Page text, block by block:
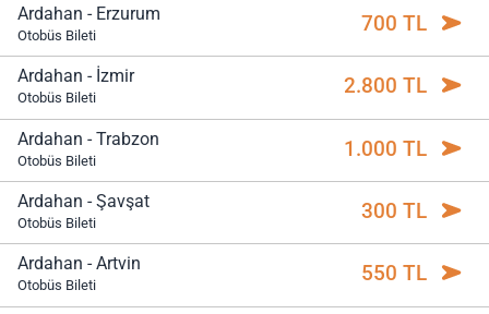
Ardahan - Erzurum
Otobüs Bileti 700 TL
Ardahan - İzmir
Otobüs Bileti 2.800 TL
Ardahan - Trabzon
Otobüs Bileti 1.000 TL
Ardahan - Şavşat
Otobüs Bileti 300 TL
Ardahan - Artvin
Otobüs Bileti 550 TL